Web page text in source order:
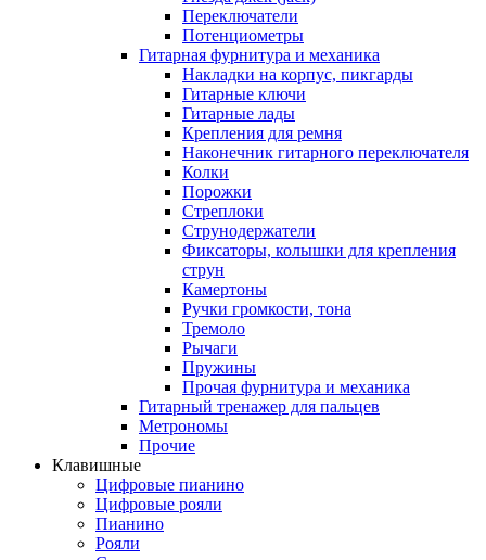
Переключатели
Потенциометры
Гитарная фурнитура и механика
Накладки на корпус, пикгарды
Гитарные ключи
Гитарные лады
Крепления для ремня
Наконечник гитарного переключателя
Колки
Порожки
Стреплоки
Струнодержатели
Фиксаторы, колышки для крепления
струн
Камертоны
Ручки громкости, тона
Тремоло
Рычаги
Пружины
Прочая фурнитура и механика
Гитарный тренажер для пальцев
Метрономы
Прочие
Клавишные
Цифровые пианино
Цифровые рояли
Пианино
Рояли